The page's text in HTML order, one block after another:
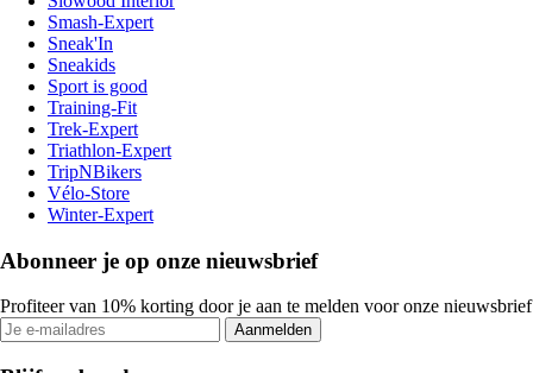
Smash-Expert
Sneak'In
Sneakids
Sport is good
Training-Fit
Trek-Expert
Triathlon-Expert
TripNBikers
Vélo-Store
Winter-Expert
Abonneer je op onze nieuwsbrief
Profiteer van 10% korting door je aan te melden voor onze nieuwsbrief
Aanmelden